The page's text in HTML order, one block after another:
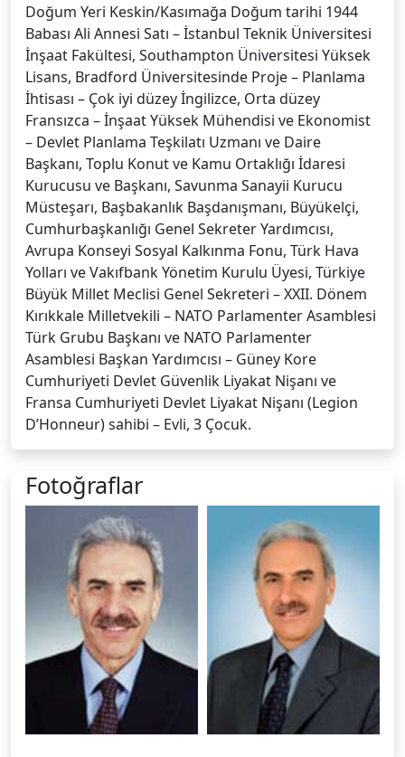
Doğum Yeri Keskin/Kasımağa Doğum tarihi 1944
Babası Ali Annesi Satı – İstanbul Teknik Üniversitesi
İnşaat Fakültesi, Southampton Üniversitesi Yüksek
Lisans, Bradford Üniversitesinde Proje – Planlama
İhtisası – Çok iyi düzey İngilizce, Orta düzey
Fransızca – İnşaat Yüksek Mühendisi ve Ekonomist
– Devlet Planlama Teşkilatı Uzmanı ve Daire
Başkanı, Toplu Konut ve Kamu Ortaklığı İdaresi
Kurucusu ve Başkanı, Savunma Sanayii Kurucu
Müsteşarı, Başbakanlık Başdanışmanı, Büyükelçi,
Cumhurbaşkanlığı Genel Sekreter Yardımcısı,
Avrupa Konseyi Sosyal Kalkınma Fonu, Türk Hava
Yolları ve Vakıfbank Yönetim Kurulu Üyesi, Türkiye
Büyük Millet Meclisi Genel Sekreteri – XXII. Dönem
Kırıkkale Milletvekili – NATO Parlamenter Asamblesi
Türk Grubu Başkanı ve NATO Parlamenter
Asamblesi Başkan Yardımcısı – Güney Kore
Cumhuriyeti Devlet Güvenlik Liyakat Nişanı ve
Fransa Cumhuriyeti Devlet Liyakat Nişanı (Legion
D’Honneur) sahibi – Evli, 3 Çocuk.
Fotoğraflar